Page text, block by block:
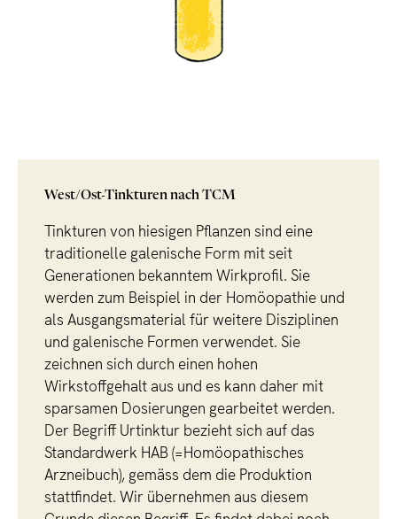
West/Ost-Tinkturen nach TCM
Tinkturen von hiesigen Pflanzen sind eine
traditionelle galenische Form mit seit
Generationen bekanntem Wirkprofil. Sie
werden zum Beispiel in der Homöopathie und
als Ausgangsmaterial für weitere Disziplinen
und galenische Formen verwendet. Sie
zeichnen sich durch einen hohen
Wirkstoffgehalt aus und es kann daher mit
sparsamen Dosierungen gearbeitet werden.
Der Begriff Urtinktur bezieht sich auf das
Standardwerk HAB (=Homöopathisches
Arzneibuch), gemäss dem die Produktion
stattfindet. Wir übernehmen aus diesem